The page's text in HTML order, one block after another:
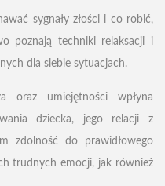
sygnały złości i co robić,
poznają techniki relaksacji i
dla siebie sytuacjach.
oraz umiejętności wpłyna
dziecka, jego relacji z
zdolność do prawidłowego
trudnych emocji, jak również